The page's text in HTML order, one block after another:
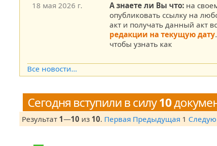
18 мая 2026 г. А знаете ли Вы что: на
опубликовать ссылку на
акт и получать данный акт
редакции на текущую дату
чтобы узнать как
Все новости...
Сегодня вступили в силу10
Результат 1—10 из 10. Первая Предыдущая 1